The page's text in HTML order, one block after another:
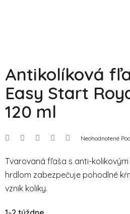
Antikolíková
Easy Start
120 ml
Priemerné
je
0,0
z
5
Neohodnotené
Tvarovaná fľaša s anti-
hrdlom zabezpečuje pohodlné
vznik koliky.